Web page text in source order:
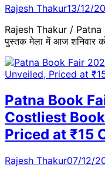
Rajesh Thakur13/12/
Rajesh Thakur / Patna :
पुस्तक मेला में आज शनिवार
Patna Book
Costliest Book
Priced at ₹15
Rajesh Thakur07/12/